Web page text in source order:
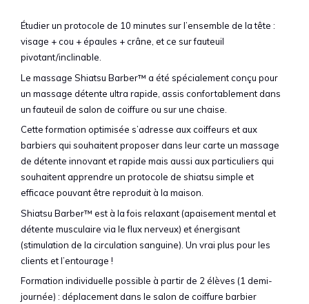
Étudier un protocole de 10 minutes sur l’ensemble de la tête :
visage + cou + épaules + crâne, et ce sur fauteuil
pivotant/inclinable.
Le massage Shiatsu Barber™ a été spécialement conçu pour
un massage détente ultra rapide, assis confortablement dans
un fauteuil de salon de coiffure ou sur une chaise.
Cette formation optimisée s’adresse aux coiffeurs et aux
barbiers qui souhaitent proposer dans leur carte un massage
de détente innovant et rapide mais aussi aux particuliers qui
souhaitent apprendre un protocole de shiatsu simple et
efficace pouvant être reproduit à la maison.
Shiatsu Barber™ est à la fois relaxant (apaisement mental et
détente musculaire via le flux nerveux) et énergisant
(stimulation de la circulation sanguine). Un vrai plus pour les
clients et l’entourage !
Formation individuelle possible à partir de 2 élèves (1 demi-
journée) : déplacement dans le salon de coiffure barbier